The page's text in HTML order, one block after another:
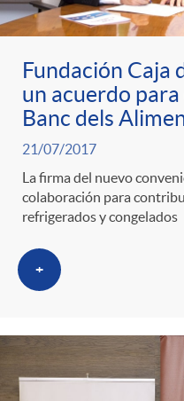
l
t
r
o
C
t
t
e
n
i
d
Fundación Caja
un acuerdo
Banc dels
21/07/2017
La firma del nuevo
colaboración para
refrigerados y congelados
+